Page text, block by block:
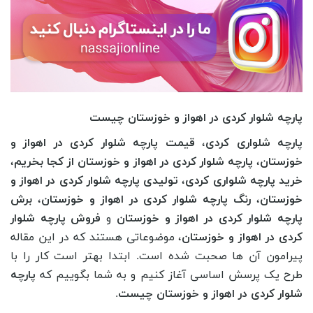
پارچه شلوار کردی در اهواز و خوزستان چیست
پارچه شلواری کردی، قیمت پارچه شلوار کردی در اهواز و
خوزستان، پارچه شلوار کردی در اهواز و خوزستان از کجا بخریم،
خرید پارچه شلواری کردی، تولیدی پارچه شلوار کردی در اهواز و
خوزستان، رنگ پارچه شلوار کردی در اهواز و خوزستان، برش
پارچه شلوار کردی در اهواز و خوزستان و فروش پارچه شلوار
کردی در اهواز و خوزستان، موضوعاتی هستند که در این مقاله
پیرامون آن ها صحبت شده است. ابتدا بهتر است کار را با
طرح یک پرسش اساسی آغاز کنیم و به شما بگوییم که پارچه
شلوار کردی در اهواز و خوزستان چیست.